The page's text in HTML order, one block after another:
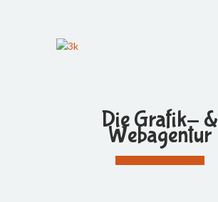
Die Grafik- &
Webagentur